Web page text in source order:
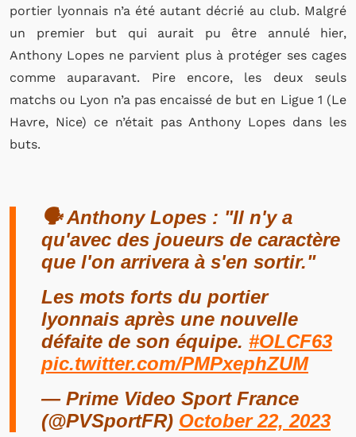
portier lyonnais n’a été autant décrié au club. Malgré
un premier but qui aurait pu être annulé hier,
Anthony Lopes ne parvient plus à protéger ses cages
comme auparavant. Pire encore, les deux seuls
matchs ou Lyon n’a pas encaissé de but en Ligue 1 (Le
Havre, Nice) ce n’était pas Anthony Lopes dans les
buts.
🗣 Anthony Lopes : "Il n'y a
qu'avec des joueurs de caractère
que l'on arrivera à s'en sortir."
Les mots forts du portier
lyonnais après une nouvelle
défaite de son équipe. #OLCF63
pic.twitter.com/PMPxephZUM
— Prime Video Sport France
(@PVSportFR) October 22, 2023